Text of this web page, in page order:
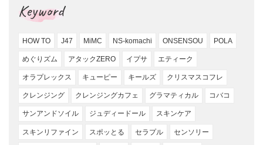
Keyword
HOW TO J47 MiMC NS-komachi ONSENSOU POLA
めぐりズム アタックZERO イプサ エティーク
オラプレックス キューピー キールズ クリスマスコフレ
クレンジング クレンジングカフェ グラマティカル コバコ
サンアンドソイル ジュディードール スキンケア
スキンリファイン スポッとる セラプル センソリー